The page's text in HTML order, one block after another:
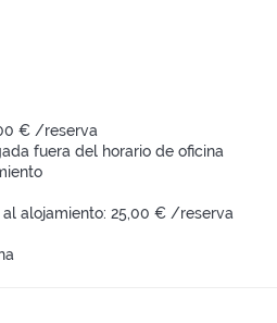
€ /reserva
fuera del horario de oficina
alojamiento: 25,00 € /reserva